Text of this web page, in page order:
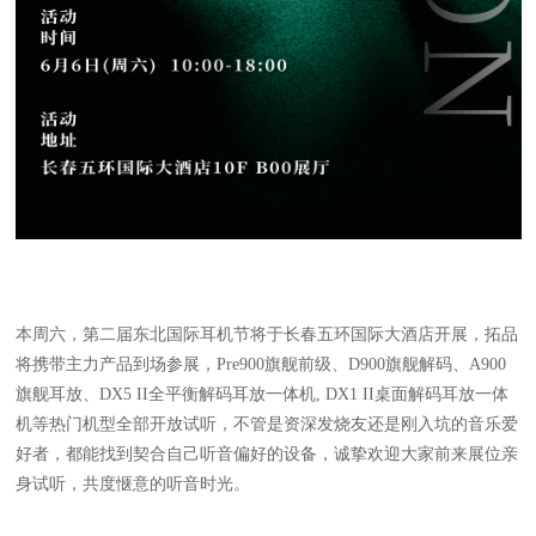
本周六，第二届东北国际耳机节将于长春五环国际大酒店开展，拓品
将携带主力产品到场参展，Pre900旗舰前级、D900旗舰解码、A900
旗舰耳放、DX5 II全平衡解码耳放一体机, DX1 II桌面解码耳放一体
机等热门机型全部开放试听，不管是资深发烧友还是刚入坑的音乐爱
好者，都能找到契合自己听音偏好的设备，诚挚欢迎大家前来展位亲
身试听，共度惬意的听音时光。